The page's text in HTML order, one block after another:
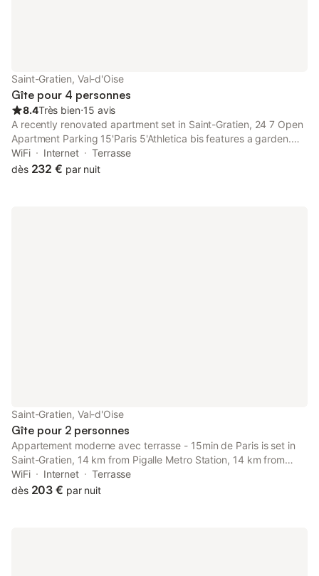
Saint-Gratien, Val-d'Oise
Gîte pour 4 personnes
8.4Très bien⋅15 avis
A recently renovated apartment set in Saint-Gratien, 24 7 Open
Apartment Parking 15'Paris 5'Athletica bis features a garden.
Among the facilities at this property are a 24-hour front desk
and an ATM, along with free WiFi throughout the property.
WiFi Internet
Terrasse
dès 232 € par nuit
Saint-Gratien, Val-d'Oise
Gîte pour 2 personnes
Appartement moderne avec terrasse - 15min de Paris is set in
Saint-Gratien, 14 km from Pigalle Metro Station, 14 km from
Gare du Nord, as well as 14 km from Palais des Congrès de
Paris.
WiFi Internet
Terrasse
dès 203 € par nuit